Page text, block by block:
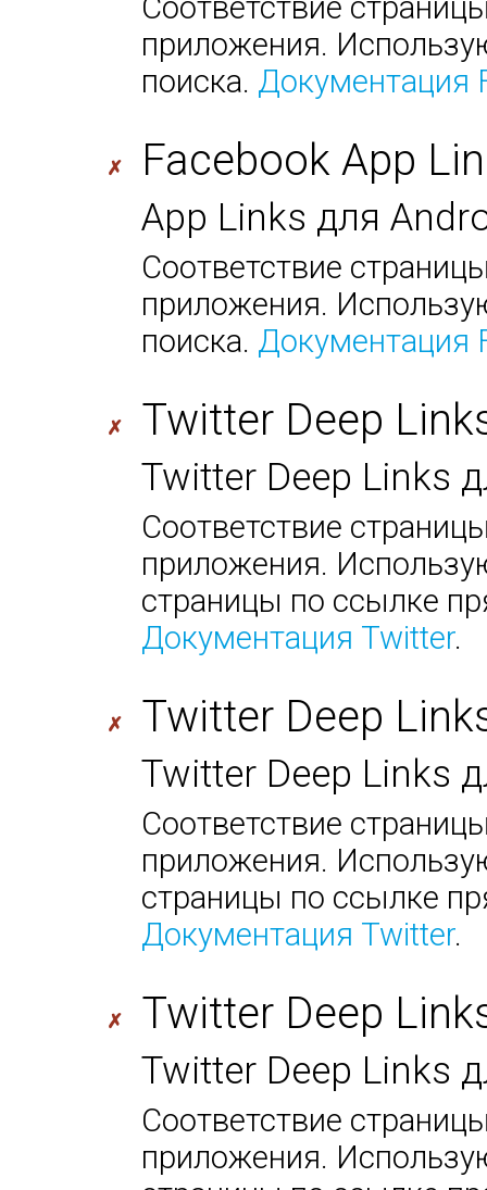
Соответствие
приложения.
поиска. Документация
✗ Facebook App
App Links для
Соответствие
приложения.
поиска. Документация
✗ Twitter Deep
Twitter Deep Links
Соответствие
приложения.
страницы по ссылке
Документация Twitter.
✗ Twitter Deep
Twitter Deep Links
Соответствие
приложения.
страницы по ссылке
Документация Twitter.
✗ Twitter Deep
Twitter Deep Links
Соответствие
приложения.